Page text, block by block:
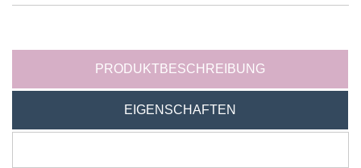
PRODUKTBESCHREIBUNG
EIGENSCHAFTEN